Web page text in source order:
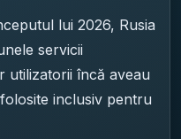
lui 2026, Rusia
servicii
utilizatorii încă aveau
inclusiv pentru